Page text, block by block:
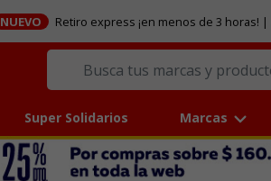
NUEVO Retiro express ¡en menos de 3 horas!
Super Solidarios Marcas